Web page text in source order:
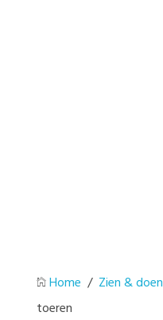
Home / Zien & doen
toeren